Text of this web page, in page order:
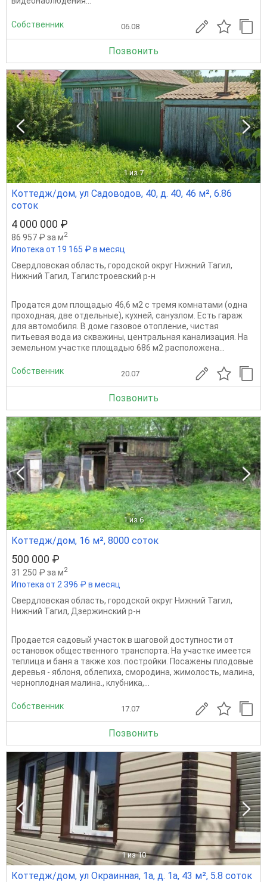
Собственник 06.08
Позвонить
1 из 7
Коттедж/дом, ул Садоводов, 40, д. 40, 46 м², 6.86
соток
4 000 000 ₽
86 957 ₽ за м2
Ипотека от 19 165 ₽ в месяц
Свердловская область, городской округ Нижний Тагил,
Нижний Тагил, Тагилстроевский р-н
Продатся дом площадью 46,6 м2 с тремя комнатами (одна
проходная, две отдельные), кухней, санузлом. Есть гараж
для автомобиля. В доме газовое отопление, чистая
питьевая вода из скважины, центральная канализация. На
земельном участке площадью 686 м2 расположена...
Собственник 20.07
Позвонить
1 из 6
Коттедж/дом, 16 м², 8000 соток
500 000 ₽
31 250 ₽ за м2
Ипотека от 2 396 ₽ в месяц
Свердловская область, городской округ Нижний Тагил,
Нижний Тагил, Дзержинский р-н
Продается садовый участок в шаговой доступности от
остановок общественного транспорта. На участке имеется
теплица и баня а также хоз. постройки. Посажены плодовые
деревья - яблоня, облепиха, смородина, жимолость, малина,
черноплодная малина., клубника,...
Собственник 17.07
Позвонить
1 из 10
Коттедж/дом, ул Окраинная, 1а, д. 1а, 43 м², 5.8 соток